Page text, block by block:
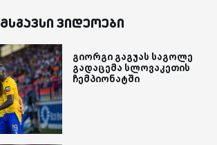
მსგავსი ვიდეოები
გიორგი გაგუას საგოლე
გადაცემა სლოვაკეთის
ჩემპიონატში